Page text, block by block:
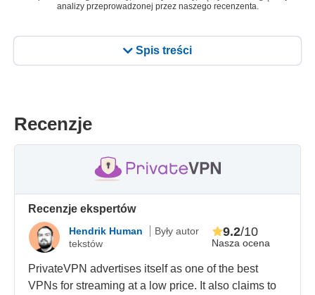
Spis treści
analizy przeprowadzonej przez naszego recenzenta.
Recenzje
Recenzje ekspertów
Hendrik Human
Były autor
tekstów
Nasza ocena
9.2/10
PrivateVPN advertises itself as one of the best
VPNs for streaming at a low price. It also claims to